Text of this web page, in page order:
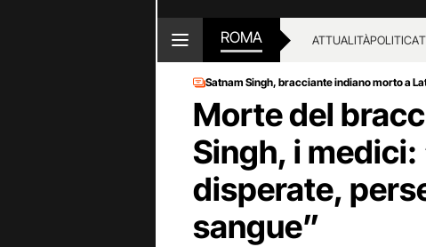
ROMA ATTUALITÀPOLITICA
Satnam Singh, bracciante indiano morto a
Morte del
Singh, i
disperate,
sangue”